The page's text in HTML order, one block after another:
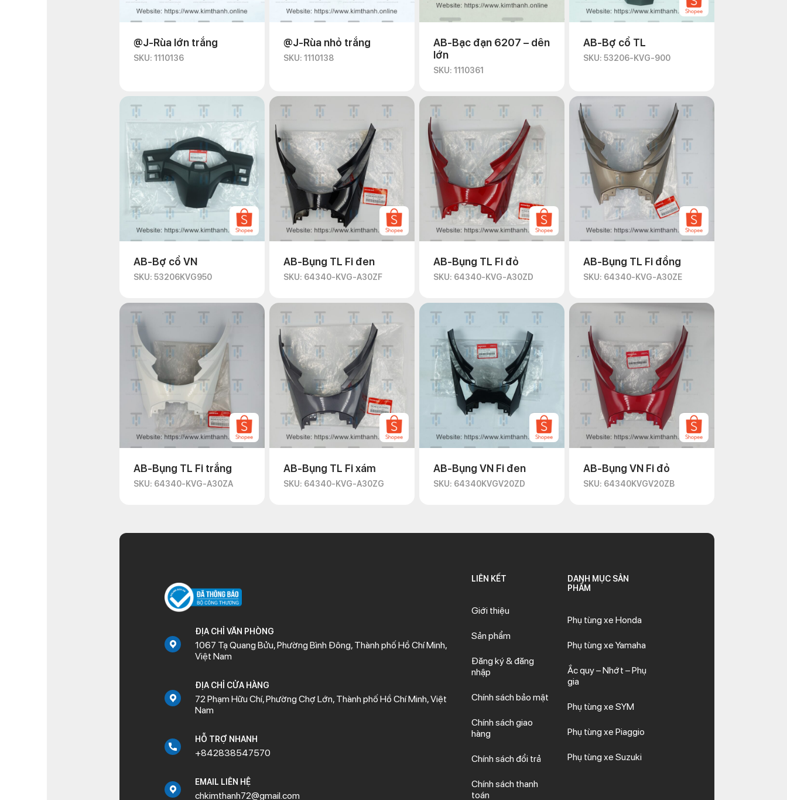
@J-Rùa lớn trắng
SKU: 1110136
@J-Rùa nhỏ trắng
SKU: 1110138
AB-Bạc đạn 6207 – dên
lớn
SKU: 1110361
AB-Bợ cổ TL
SKU: 53206-KVG-900
AB-Bợ cổ VN
SKU: 53206KVG950
AB-Bụng TL Fi đen
SKU: 64340-KVG-A30ZF
AB-Bụng TL Fi đỏ
SKU: 64340-KVG-A30ZD
AB-Bụng TL Fi đồng
SKU: 64340-KVG-A30ZE
AB-Bụng TL Fi trắng
SKU: 64340-KVG-A30ZA
AB-Bụng TL Fi xám
SKU: 64340-KVG-A30ZG
AB-Bụng VN Fi đen
SKU: 64340KVGV20ZD
AB-Bụng VN Fi đỏ
SKU: 64340KVGV20ZB
ĐỊA CHỈ VĂN PHÒNG
1067 Tạ Quang Bửu, Phường Bình Đông, Thành phố Hồ Chí Minh,
Việt Nam
ĐỊA CHỈ CỬA HÀNG
72 Phạm Hữu Chí, Phường Chợ Lớn, Thành phố Hồ Chí Minh, Việt
Nam
HỖ TRỢ NHANH
+842838547570
EMAIL LIÊN HỆ
chkimthanh72@gmail.com
LIÊN KẾT
Giới thiệu
Sản phẩm
Đăng ký & đăng
nhập
Chính sách bảo mật
Chính sách giao
hàng
Chính sách đổi trả
Chính sách thanh
toán
DANH MỤC SẢN
PHẨM
Phụ tùng xe Honda
Phụ tùng xe Yamaha
Ắc quy – Nhớt – Phụ
gia
Phụ tùng xe SYM
Phụ tùng xe Piaggio
Phụ tùng xe Suzuki